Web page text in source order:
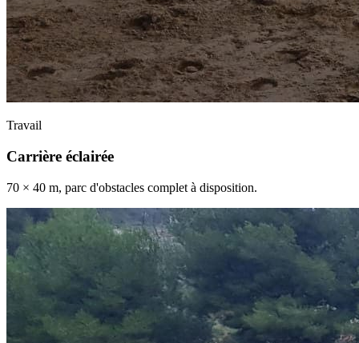
Travail
Carrière éclairée
70 × 40 m, parc d'obstacles complet à disposition.